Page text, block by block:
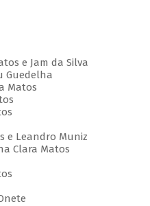
e Jam da Silva
Guedelha
Matos
e Leandro Muniz
Clara Matos